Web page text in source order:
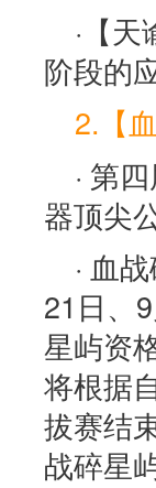
·【
阶段的
2.【
· 第
器顶尖
· 血
21日、
星屿资
将根据
拔赛结
战碎星